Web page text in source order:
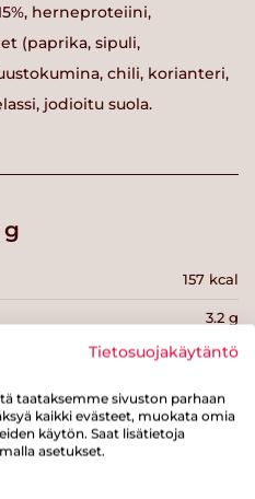
herneproteiini,
(paprika, sipuli,
chili, korianteri,
jodioitu suola.
g
157 kcal
3.2 g
0.5 g
11 g
Tietosuojakäytäntö
taataksemme sivuston parhaan
kaikki evästeet, muokata omia
käytön. Saat lisätietoja
asetukset.